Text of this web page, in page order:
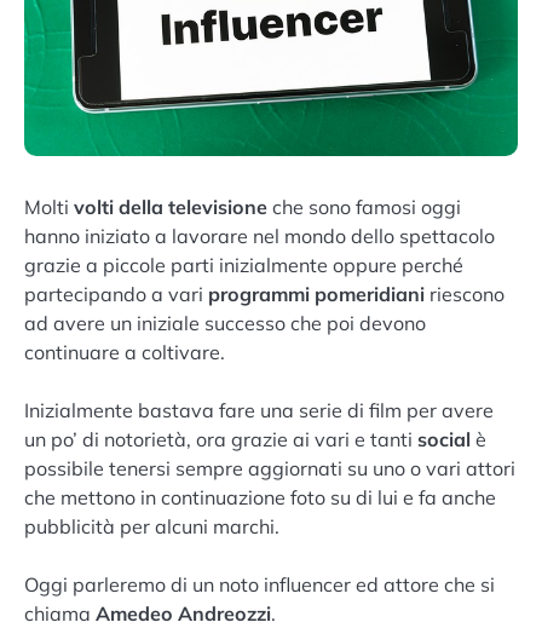
Molti volti della televisione che sono famosi oggi
hanno iniziato a lavorare nel mondo dello spettacolo
grazie a piccole parti inizialmente oppure perché
partecipando a vari programmi pomeridiani riescono
ad avere un iniziale successo che poi devono
continuare a coltivare.
Inizialmente bastava fare una serie di film per avere
un po’ di notorietà, ora grazie ai vari e tanti social è
possibile tenersi sempre aggiornati su uno o vari attori
che mettono in continuazione foto su di lui e fa anche
pubblicità per alcuni marchi.
Oggi parleremo di un noto influencer ed attore che si
chiama Amedeo Andreozzi.